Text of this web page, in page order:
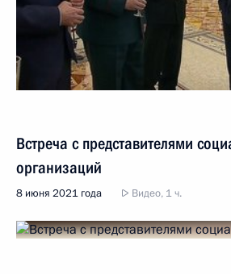
Встреча с представителями
организаций
8 июня 2021 года Видео, 1 ч.